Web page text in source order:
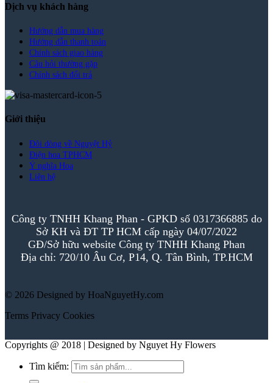
Dịch vụ khách hàng
Hướng dẫn mua hàng
Hướng dẫn thanh toán
Chính sách giao hàng
Câu hỏi thường gặp
Chính sách đổi trả
Giới thiệu
Đôi dòng về Nguyệt Hỷ
Điện hoa TPHCM
Ý nghĩa Hoa
Liên hệ
Công ty TNHH Khang Phan - GPKD số 0317366885 do
Sở KH và ĐT TP HCM cấp ngày 04/07/2022
GĐ/Sở hữu website Công ty TNHH Khang Phan
Địa chỉ: 720/10 Âu Cơ, P14, Q. Tân Bình, TP.HCM
© 2026 Designed by HoaNguyetHy.com
Terms Privacy Cookies
Copyrights @ 2018 | Designed by Nguyet Hy Flowers
Tìm kiếm: